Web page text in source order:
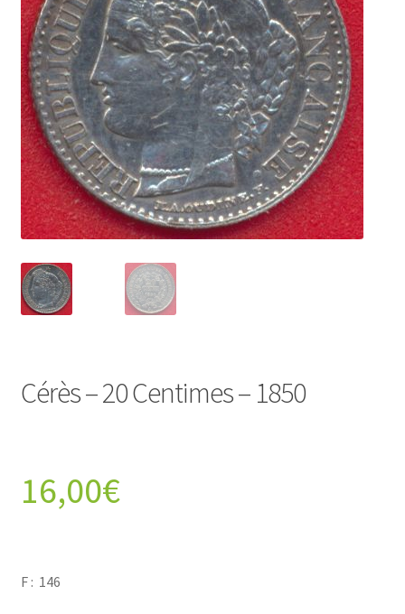
Cérès – 20 Centimes – 1850
16,00€
F : 146